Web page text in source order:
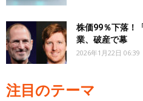
株価99％下落！
業、破産で幕
2026年1月22日 06:39
注目のテーマ